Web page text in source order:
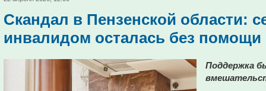
Скандал в Пензенской области:
инвалидом осталась без помощи
Поддержка